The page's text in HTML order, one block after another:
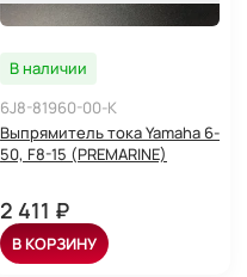
В наличии
6J8-81960-00-K
Выпрямитель тока Yamaha 6-
50, F8-15 (PREMARINE)
2 411 ₽
В КОРЗИНУ